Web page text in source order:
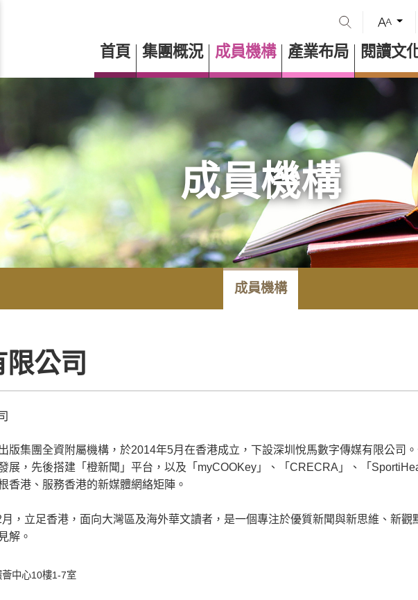
首頁 集團概況 成員機構 產業布局 閱讀文
成員機構
成員機構
公司
版集團全資附屬機構，於2014年5月在香港成立，下設深圳悅馬數字傳媒有限公司
展，先後搭建「橙新聞」平台，以及「myCOOKey」、「CRECRA」、「
香港、服務香港的新媒體網絡矩陣。
月，立足香港，面向大灣區及海外華文讀者，是一個專注於優質新聞與新思維、新
解。
中心10樓1-7室